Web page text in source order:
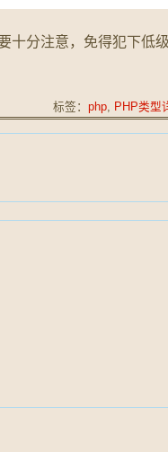
十分注意，免得犯下低
标签： php, PHP类型